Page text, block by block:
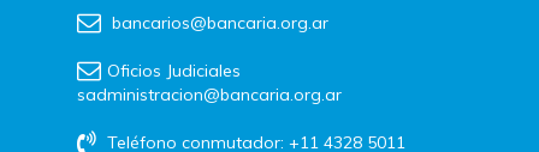
bancarios@bancaria.org.ar
Oficios Judiciales
sadministracion@bancaria.org.ar
Teléfono conmutador: +11 4328 5011